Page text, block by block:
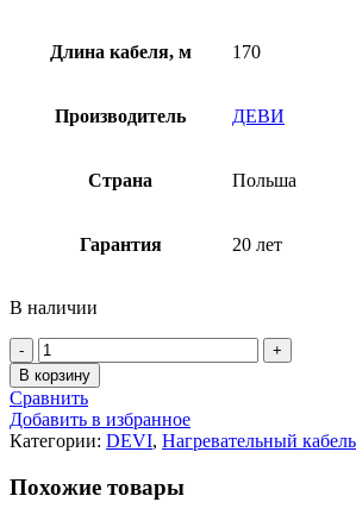
Длина кабеля, м 170
Производитель ДЕВИ
Страна Польша
Гарантия 20 лет
В наличии
Количество
товара
Греющий
кабель
Deviflex
18T
(17.0-
В корзину
Сравнить
Добавить в избранное
Категории: DEVI, Нагревательный кабель
Похожие товары